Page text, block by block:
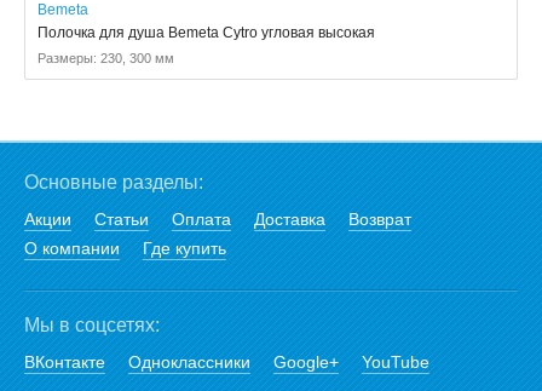
Bemeta
Полочка для душа Bemeta Cytro угловая высокая
Размеры: 230, 300 мм
Основные разделы:
Акции Статьи Оплата Доставка
Возврат
О компании
Где купить
Мы в соцсетях:
ВКонтакте Одноклассники Google+ YouTube